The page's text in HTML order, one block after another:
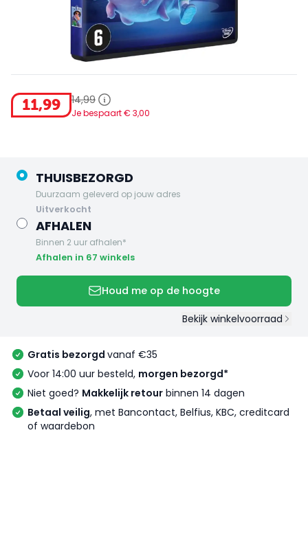
11,99 14,99
Je bespaart € 3,00
THUISBEZORGD
Duurzaam geleverd op jouw adres
uitverkocht
AFHALEN
Binnen 2 uur afhalen*
Afhalen in 67 winkels
Houd me op de hoogte
Bekijk winkelvoorraad
Gratis bezorgd vanaf €35
Voor 14:00 uur besteld, morgen bezorgd*
Niet goed? Makkelijk retour binnen 14 dagen
Betaal veilig, met Bancontact, Belfius, KBC, creditcard
of waardebon